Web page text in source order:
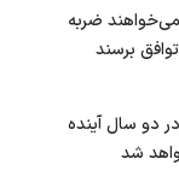
ضربه
برسند
در دو سال آینده
شد